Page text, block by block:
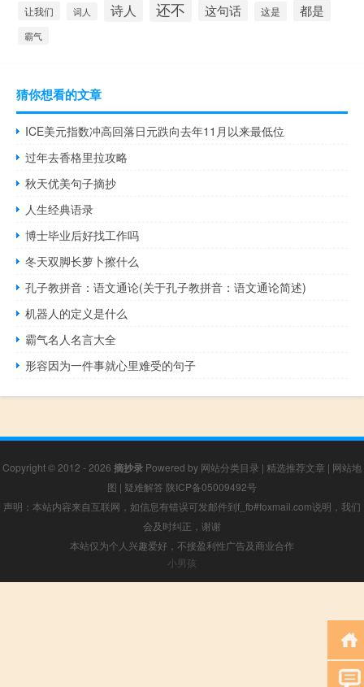
让我们 词人 诗人 还不 这句话 这是 都是
霸气
猜你想看的文章
ICE美元指数冲高回落日元跌向去年11月以来最低位
过年去香格里拉攻略
秋天优美句子摘抄
人生经典语录
博士毕业后好找工作吗
冬天双脚长萝卜擦什么
孔子教拼音：语文通论(关于孔子教拼音：语文通论简述)
机器人的定义是什么
霸气名人名言大全
形容因为一件事就心里难受的句子
Copyright © 2012 - 2026 摘抄录 Powered by 网站分类目录 | 精选推荐文章 | 网站地
图 | 疑难解答 陕ICP备05009492号
声明：本站内容来自互联网，如信息有错误可发邮件到f_fb#foxmail.com说明，我们
会及时纠正，谢谢
本站仅为个人兴趣爱好，不接盈利性广告及商业合作
小男孩